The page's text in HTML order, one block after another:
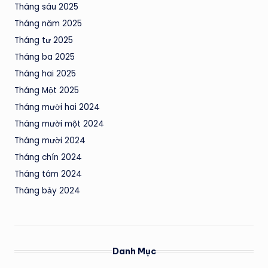
Tháng sáu 2025
Tháng năm 2025
Tháng tư 2025
Tháng ba 2025
Tháng hai 2025
Tháng Một 2025
Tháng mười hai 2024
Tháng mười một 2024
Tháng mười 2024
Tháng chín 2024
Tháng tám 2024
Tháng bảy 2024
Danh Mục